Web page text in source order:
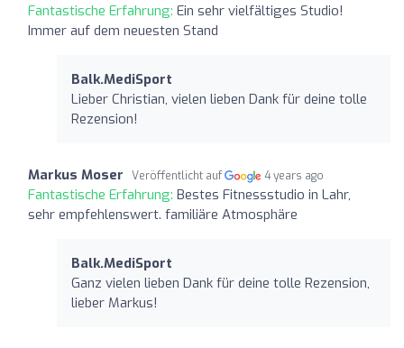
Fantastische Erfahrung: Ein sehr vielfältiges Studio!
Immer auf dem neuesten Stand
Balk.MediSport
Lieber Christian, vielen lieben Dank für deine tolle
Rezension!
Markus Moser Veröffentlicht auf 4 years ago
Fantastische Erfahrung: Bestes Fitnessstudio in Lahr,
sehr empfehlenswert. familiäre Atmosphäre
Balk.MediSport
Ganz vielen lieben Dank für deine tolle Rezension,
lieber Markus!